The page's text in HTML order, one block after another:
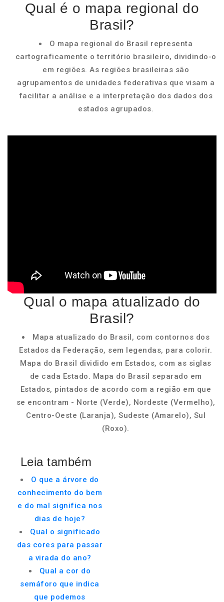
Qual é o mapa regional do
Brasil?
O mapa regional do Brasil representa
cartograficamente o território brasileiro, dividindo-o
em regiões. As regiões brasileiras são
agrupamentos de unidades federativas que visam a
facilitar a análise e a interpretação dos dados dos
estados agrupados.
Qual o mapa atualizado do
Brasil?
Mapa atualizado do Brasil, com contornos dos
Estados da Federação, sem legendas, para colorir.
Mapa do Brasil dividido em Estados, com as siglas
de cada Estado. Mapa do Brasil separado em
Estados, pintados de acordo com a região em que
se encontram - Norte (Verde), Nordeste (Vermelho),
Centro-Oeste (Laranja), Sudeste (Amarelo), Sul
(Roxo).
Leia também
O que a árvore do
conhecimento do bem
e do mal significa nos
dias de hoje?
Qual o significado
das cores para passar
a virada do ano?
Qual a cor do
semáforo que indica
que podemos